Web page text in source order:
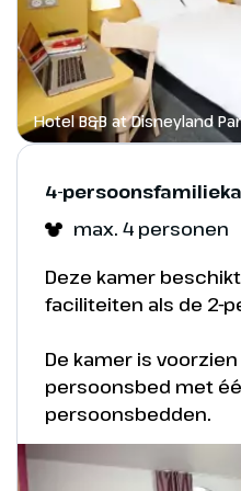
Hotel B&B at Disneyland
4-
max. 4 personen
Deze kamer
faciliteiten als de 2-
De kamer is
persoonsbed met
persoonsbedden.
Kasteel van
naar de hemel.
Disneyland Park - Main
Disneyland Paris -
Een